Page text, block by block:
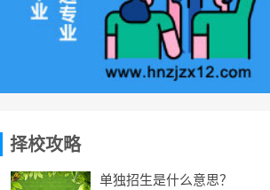
择校攻略
单独招生是什么意思？